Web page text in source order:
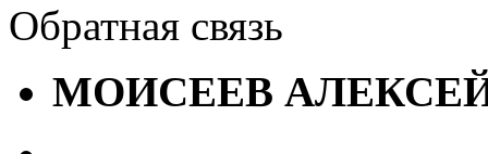
Обратная связь
МОИСЕЕВ